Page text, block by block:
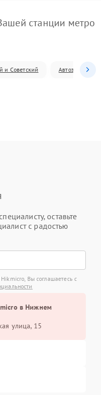
станции метро
и Советский Автозаводский
оставьте
с радостью
Вы соглашаетесь с
в Нижнем
улица, 15